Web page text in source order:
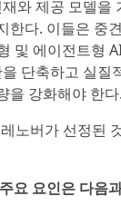
와 제공 모델
한다. 이들은 중
및 에이전트형
단축하고 실
을 강화해야 한
노버가 선정
요 요인은 다음